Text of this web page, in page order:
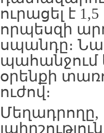
ուրացել է
որպեսզի
սպանդը։ Նա
պահանջում
օրենքի
ուժով։
Մեղադրողը,